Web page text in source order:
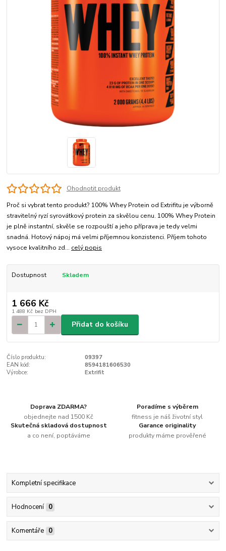
Ohodnotit produkt
Proč si vybrat tento produkt? 100% Whey Protein od Extrifitu je výborně
stravitelný ryzí syrovátkový protein za skvělou cenu. 100% Whey Protein
je plně instantní, skvěle se rozpouští a jeho příprava je tedy velmi
snadná. Hotový nápoj má velmi příjemnou konzistenci. Příjem tohoto
vysoce kvalitního zd... celý popis
Dostupnost Skladem
1 666 Kč
1 488 Kč bez DPH
Přidat do košíku
Číslo produktu:
09397
EAN kód:
8594181606530
Výrobce:
Extrifit
Doprava ZDARMA?
objednejte nad 1500 Kč
Poradíme s výběrem
fitness je náš životní styl
Skutečná skladová dostupnost
a co není, poptáváme
Garance originality
produkty máme prověřené
Kompletní specifikace
Hodnocení 0
Komentáře 0